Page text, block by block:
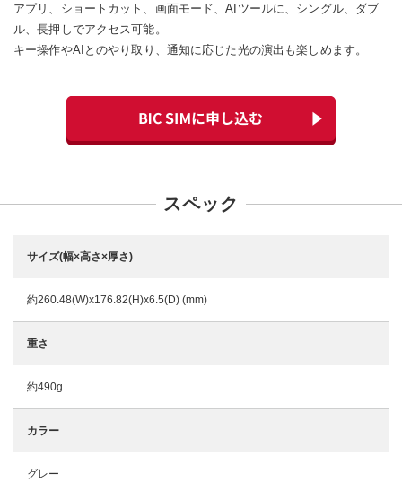
アプリ、ショートカット、画面モード、AIツールに、シングル、ダブ
ル、長押しでアクセス可能。
キー操作やAIとのやり取り、通知に応じた光の演出も楽しめます。
スペック
サイズ(幅×高さ×厚さ)
約260.48(W)x176.82(H)x6.5(D) (mm)
重さ
約490g
カラー
グレー